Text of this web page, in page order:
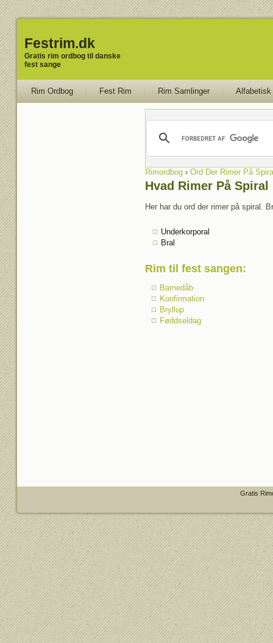
Festrim.dk
Gratis rim ordbog til danske
fest sange
Rim Ordbog Fest Rim Rim Samlinger Alfabetisk
Rimordbog› Ord Der Rimer På
Hvad Rimer På Spiral
Her har du ord der rimer på spiral.
Underkorporal
Bral
Rim til fest sangen:
Barnedåb
Konfirmation
Bryllup
Føddseldag
Gratis